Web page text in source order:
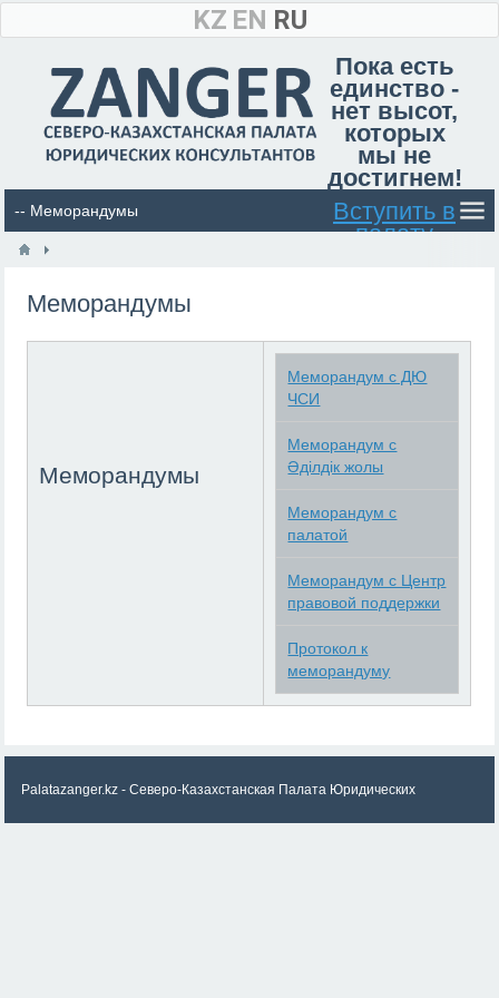
KZ EN RU
Пока есть
единство -
нет высот,
которых
мы не
достигнем!
Вступить в
палату
Меморандумы
Меморандумы
Меморандум с ДЮ
ЧСИ
Меморандум с
Әділдік жолы
Меморандум с
палатой
Меморандум с Центр
правовой поддержки
Протокол к
меморандуму
Palatazanger.kz - Северо-Казахстанская Палата Юридических